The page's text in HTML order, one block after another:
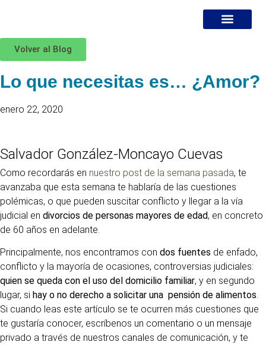
Volver al Blog
Lo que necesitas es… ¿Amor?
enero 22, 2020
Salvador González-Moncayo Cuevas
Como recordarás en nuestro post de la semana pasada, te
avanzaba que esta semana te hablaría de las cuestiones
polémicas, o que pueden suscitar conflicto y llegar a la vía
judicial en divorcios de personas mayores de edad, en concreto
de 60 años en adelante.
Principalmente, nos encontramos con dos fuentes de enfado,
conflicto y la mayoría de ocasiones, controversias judiciales:
quien se queda con el uso del domicilio familiar, y en segundo
lugar, si hay o no derecho a solicitar una pensión de alimentos.
Si cuando leas este artículo se te ocurren más cuestiones que
te gustaría conocer, escríbenos un comentario o un mensaje
privado a través de nuestros canales de comunicación, y te